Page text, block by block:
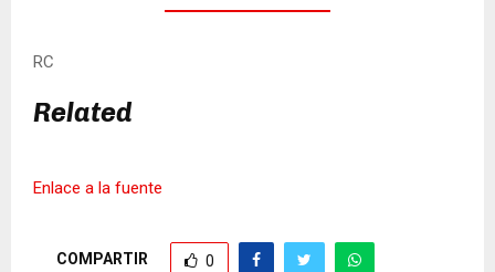
RC
Related
Enlace a la fuente
COMPARTIR 0